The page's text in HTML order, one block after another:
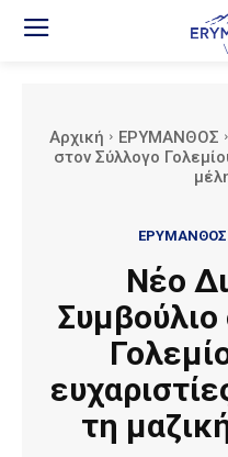
Αρχική ΕΡΥΜΑΝΘΟΣ
στον Σύλλογο
ΕΡΥΜΑΝΘΟΣ
Νέο
τη